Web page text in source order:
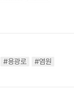
#용광로 #염원